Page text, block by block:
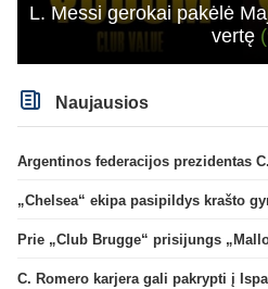
L. Messi gerokai pakėlė
vertę
Naujausios
„Chelsea“ ekipa pasipildys krašto
C. Romero karjera gali pakrypti į